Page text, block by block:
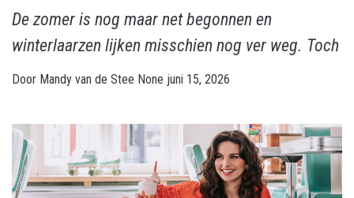
De zomer is nog maar net begonnen en
winterlaarzen lijken misschien nog ver weg. Toch
Door Mandy van de Stee None juni 15, 2026